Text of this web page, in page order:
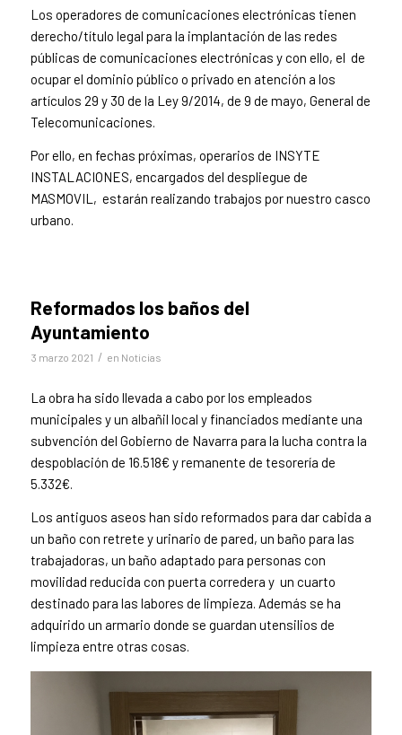
Los operadores de comunicaciones electrónicas tienen
derecho/título legal para la implantación de las redes
públicas de comunicaciones electrónicas y con ello, el de
ocupar el dominio público o privado en atención a los
artículos 29 y 30 de la Ley 9/2014, de 9 de mayo, General de
Telecomunicaciones.
Por ello, en fechas próximas, operarios de INSYTE
INSTALACIONES, encargados del despliegue de
MASMOVIL, estarán realizando trabajos por nuestro casco
urbano.
Reformados los baños del
Ayuntamiento
3 marzo 2021 / en Noticias
La obra ha sido llevada a cabo por los empleados
municipales y un albañil local y financiados mediante una
subvención del Gobierno de Navarra para la lucha contra la
despoblación de 16.518€ y remanente de tesorería de
5.332€.
Los antiguos aseos han sido reformados para dar cabida a
un baño con retrete y urinario de pared, un baño para las
trabajadoras, un baño adaptado para personas con
movilidad reducida con puerta corredera y un cuarto
destinado para las labores de limpieza. Además se ha
adquirido un armario donde se guardan utensilios de
limpieza entre otras cosas.